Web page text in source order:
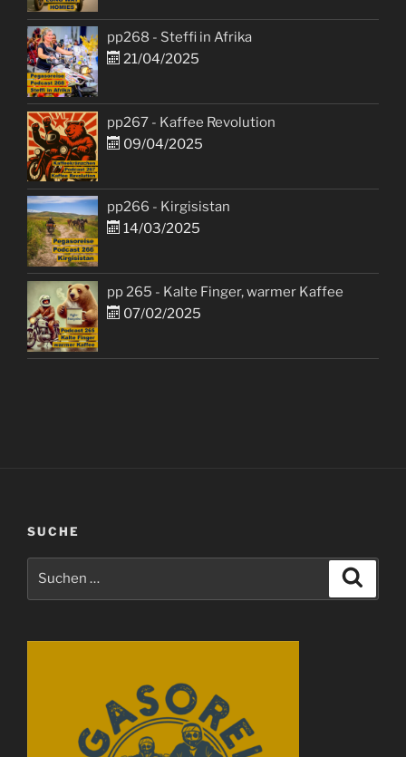
pp268 - Steffi in Afrika
21/04/2025
pp267 - Kaffee Revolution
09/04/2025
pp266 - Kirgisistan
14/03/2025
pp 265 - Kalte Finger, warmer Kaffee
07/02/2025
SUCHE